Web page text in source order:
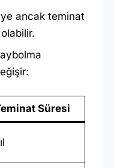
ancak teminat
Süresi